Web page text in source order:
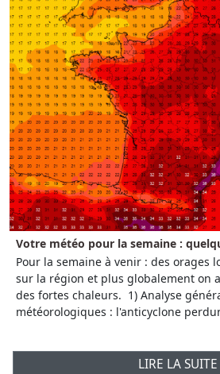
Votre météo pour la semaine :
Pour la semaine à venir : des orages
sur la région et plus globalement on
des fortes chaleurs. 1) Analyse
météorologiques : l'anticyclone
LIRE LA SUITE